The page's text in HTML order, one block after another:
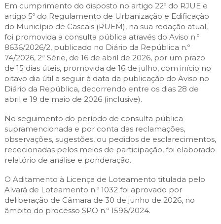
Urbanismo
Mobilidade
Qualidade de vida
Sociedade & Educação
ESTUDAR
TEMPOS LIVRES
MOBILIDADE
INVESTIR EM CASCAIS
MAPA DO PORTAL
Em cumprimento do disposto no artigo 22º do RJUE e
artigo 5º do Regulamento de Urbanização e Edificação
do Município de Cascais (RUEM), na sua redação atual,
foi promovida a consulta pública através do Aviso n.º
8636/2026/2, publicado no Diário da República n.º
74/2026, 2ª Série, de 16 de abril de 2026, por um prazo
de 15 dias úteis, promovida de 16 de julho, com início no
oitavo dia útil a seguir à data da publicação do Aviso no
Diário da República, decorrendo entre os dias 28 de
abril e 19 de maio de 2026 (inclusive).
No seguimento do período de consulta pública
supramencionada e por conta das reclamações,
observações, sugestões, ou pedidos de esclarecimentos,
rececionadas pelos meios de participação, foi elaborado
relatório de análise e ponderação.
O Aditamento à Licença de Loteamento titulada pelo
Alvará de Loteamento n.º 1032 foi aprovado por
deliberação de Câmara de 30 de junho de 2026, no
âmbito do processo SPO n.º 1596/2024.